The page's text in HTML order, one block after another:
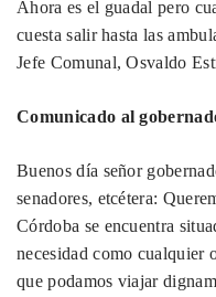
Ahora es el guadal pero
cuesta salir hasta las
Jefe Comunal, Osvaldo
Comunicado al
Buenos día señor
senadores, etcétera:
Córdoba se encuentra
necesidad como cualquier
que podamos viajar